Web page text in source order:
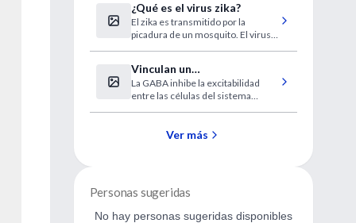
¿Qué es el virus zika?
El zika es transmitido por la
picadura de un mosquito. El virus
2014, continúa propagándose en la
región.
Vinculan un
neurotransmisor del
cerebro con el autismo
La GABA inhibe la excitabilidad
entre las células del sistema
Ver más
Personas sugeridas
No hay personas sugeridas disponibles